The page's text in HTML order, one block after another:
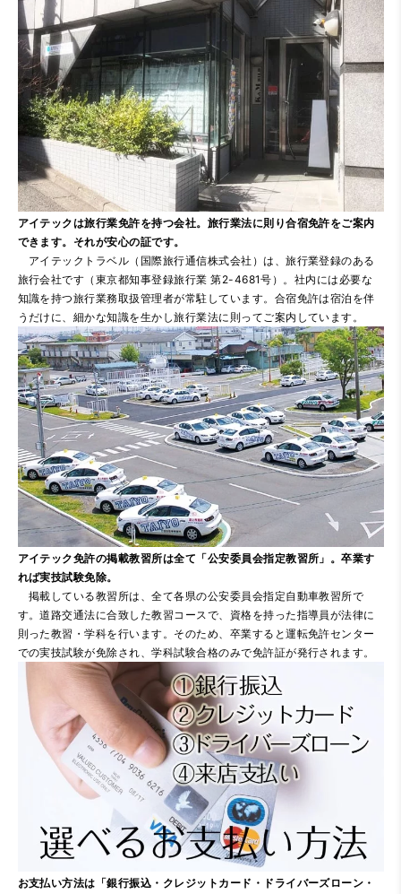
アイテックは旅行業免許を持つ会社。旅行業法に則り合宿免許をご案内
できます。それが安心の証です。
アイテックトラベル（国際旅行通信株式会社）は、旅行業登録のある
旅行会社です（東京都知事登録旅行業 第2-4681号）。社内には必要な
知識を持つ旅行業務取扱管理者が常駐しています。合宿免許は宿泊を伴
うだけに、細かな知識を生かし旅行業法に則ってご案内しています。
アイテック免許の掲載教習所は全て「公安委員会指定教習所」。卒業す
れば実技試験免除。
掲載している教習所は、全て各県の公安委員会指定自動車教習所で
す。道路交通法に合致した教習コースで、資格を持った指導員が法律に
則った教習・学科を行います。そのため、卒業すると運転免許センター
での実技試験が免除され、学科試験合格のみで免許証が発行されます。
お支払い方法は「銀行振込・クレジットカード・ドライバーズローン・